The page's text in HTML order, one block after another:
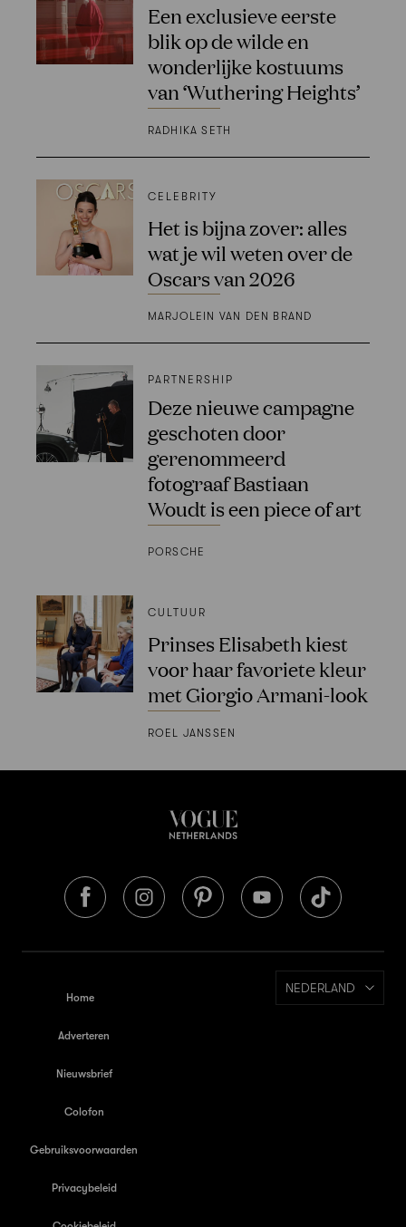
Een exclusieve eerste
blik op de wilde en
wonderlijke kostuums
van ‘Wuthering Heights’
RADHIKA SETH
CELEBRITY
Het is bijna zover: alles
wat je wil weten over de
Oscars van 2026
MARJOLEIN VAN DEN BRAND
PARTNERSHIP
Deze nieuwe campagne
geschoten door
gerenommeerd
fotograaf Bastiaan
Woudt is een piece of art
PORSCHE
CULTUUR
Prinses Elisabeth kiest
voor haar favoriete kleur
met Giorgio Armani-look
ROEL JANSSEN
Home
Adverteren
Nieuwsbrief
Colofon
Gebruiksvoorwaarden
Privacybeleid
NEDERLAND